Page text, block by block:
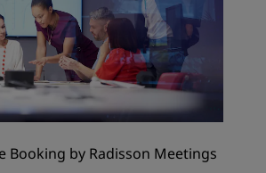
Booking by Radisson Meetings